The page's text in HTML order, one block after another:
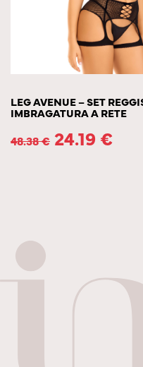
LEG AVENUE – SET
IMBRAGATURA A RETE
48.38€ 24.19 €